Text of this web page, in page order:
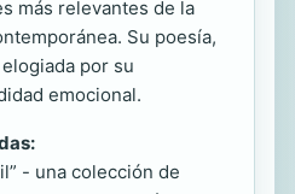
más relevantes de la
Su poesía,
por su
emocional.
- una colección de